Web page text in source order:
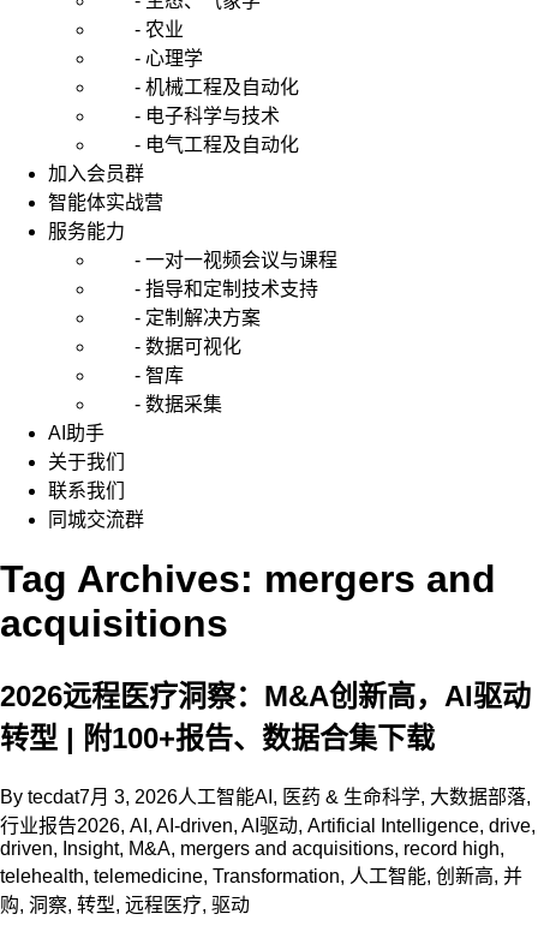
- 农业
- 心理学
- 机械工程及自动化
- 电子科学与技术
- 电气工程及自动化
加入会员群
智能体实战营
服务能力
- 一对一视频会议与课程
- 指导和定制技术支持
- 定制解决方案
- 数据可视化
- 智库
- 数据采集
AI助手
关于我们
联系我们
同城交流群
Tag Archives: mergers and
acquisitions
2026远程医疗洞察：M&A创新高，AI驱动
转型 | 附100+报告、数据合集下载
By tecdat7月 3, 2026人工智能AI , 医药 & 生命科学, 大数据部落,
行业报告2026, AI , AI-driven, AI驱动, Artificial Intelligence, drive,
driven, Insight, M&A, mergers and acquisitions, record high,
telehealth, telemedicine, Transformation, 人工智能, 创新高, 并
购, 洞察, 转型, 远程医疗, 驱动